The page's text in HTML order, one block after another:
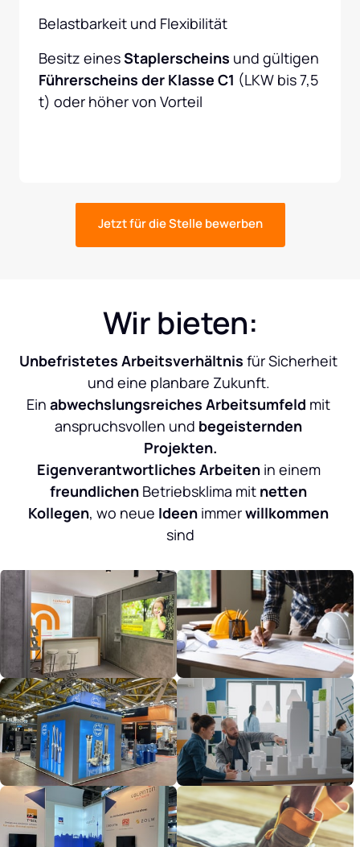
Belastbarkeit und Flexibilität
Besitz eines Staplerscheins
Führerscheins der Klasse C1 (LKW bis 7,5
t) oder höher von Vorteil
Jetzt für die Stelle bewerben
Wir bieten:
Unbefristetes Arbeitsverhältnis für Sicherheit
und eine planbare Zukunft.
Ein abwechslungsreiches Arbeitsumfeld mit
anspruchsvollen und begeisternden
Projekten.
Eigenverantwortliches Arbeiten
in einem
freundlichen Betriebsklima mit netten
Kollegen, wo neue Ideen immer
sind